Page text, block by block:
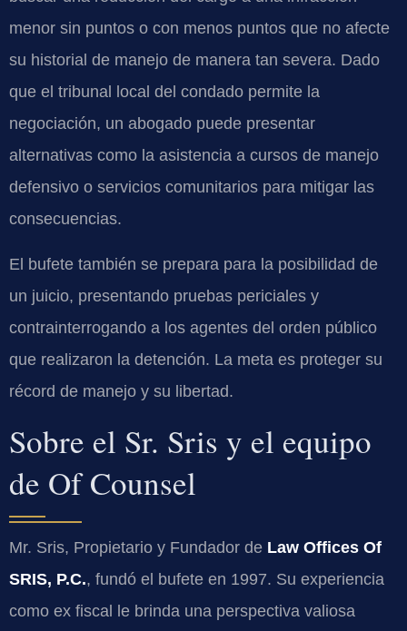
menor sin puntos o con menos puntos que no afecte
su historial de manejo de manera tan severa. Dado
que el tribunal local del condado permite la
negociación, un abogado puede presentar
alternativas como la asistencia a cursos de manejo
defensivo o servicios comunitarios para mitigar las
consecuencias.
El bufete también se prepara para la posibilidad de
un juicio, presentando pruebas periciales y
contrainterrogando a los agentes del orden público
que realizaron la detención. La meta es proteger su
récord de manejo y su libertad.
Sobre el Sr. Sris y el equipo
de Of Counsel
Mr. Sris, Propietario y Fundador de Law Offices Of
SRIS, P.C., fundó el bufete en 1997. Su experiencia
como ex fiscal le brinda una perspectiva valiosa